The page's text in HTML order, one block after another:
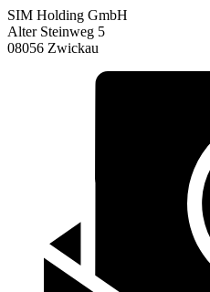
SIM Holding GmbH
Alter Steinweg 5
08056 Zwickau